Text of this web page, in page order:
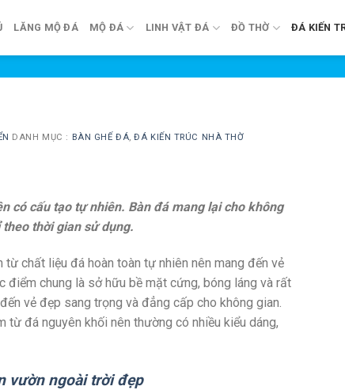
LĂNG MỘ ĐÁ MỘ ĐÁ LINH VẬT ĐÁ ĐỒ THỜ ĐÁ KIẾN
DANH MỤC : BÀN GHẾ ĐÁ ,ĐÁ KIẾN TRÚC NHÀ THỜ
có cấu tạo tự nhiên. Bàn đá mang lại cho không
thời gian sử dụng.
chất liệu đá hoàn toàn tự nhiên nên mang đến vẻ
điểm chung là sở hữu bề mặt cứng, bóng láng và rất
vẻ đẹp sang trọng và đẳng cấp cho không gian.
đá nguyên khối nên thường có nhiều kiểu dáng,
vườn ngoài trời đẹp